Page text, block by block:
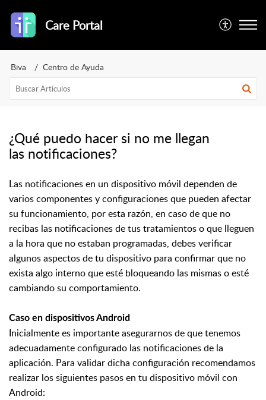
Care Portal
Biva Centro de Ayuda
¿Qué puedo hacer si no me llegan
las notificaciones?
Las notificaciones en un dispositivo móvil dependen de
varios componentes y configuraciones que pueden afectar
su funcionamiento, por esta razón, en caso de que no
recibas las notificaciones de tus tratamientos o que lleguen
a la hora que no estaban programadas, debes verificar
algunos aspectos de tu dispositivo para confirmar que no
exista algo interno que esté bloqueando las mismas o esté
cambiando su comportamiento.
Caso en dispositivos Android
Inicialmente es importante asegurarnos de que tenemos
adecuadamente configurado las notificaciones de la
aplicación. Para validar dicha configuración recomendamos
realizar los siguientes pasos en tu dispositivo móvil con
Android: